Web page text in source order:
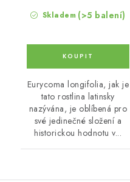
Skladem (>5 balení)
Eurycoma longifolia, jak je
tato rostlina latinsky
nazývána, je oblíbená pro
své jedinečné složení a
historickou hodnotu v...